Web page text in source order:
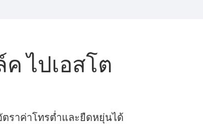
ไปเอสโต
ราค่าโทรต่ำและยืดหยุ่นได้